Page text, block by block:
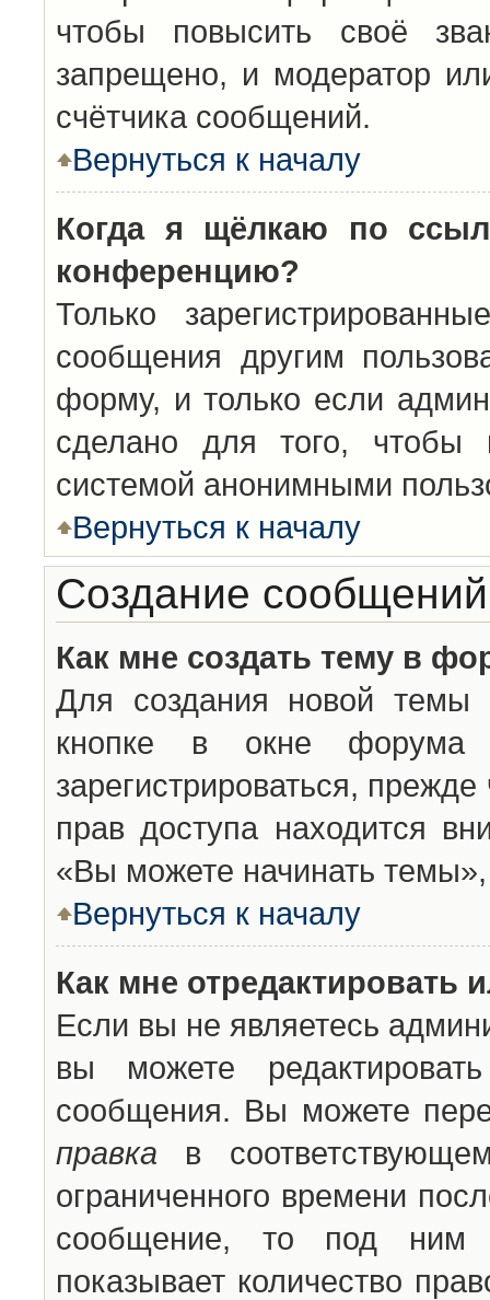
чтобы повысить своё
запрещено, и модератор
счётчика сообщений.
Вернуться к началу
Когда я щёлкаю по
конференцию?
Только
сообщения другим
форму, и только если
сделано для того, чтобы
системой анонимными
Вернуться к началу
Создание сообщений
Как мне создать тему в
Для создания новой темы
кнопке в окне
зарегистрироваться,
прав доступа находится
«Вы можете начинать
Вернуться к началу
Как мне отредактировать
Если вы не являетесь
вы можете
сообщения. Вы можете
правка в
ограниченного времени
сообщение, то под ним
показывает количество